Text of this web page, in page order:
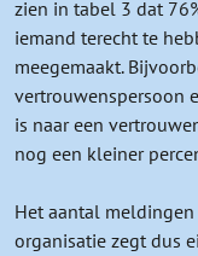
zien in tabel 3 dat
iemand terecht te
meegemaakt.
vertrouwenspersoon
is naar een
nog een kleiner
Het aantal
organisatie zegt dus